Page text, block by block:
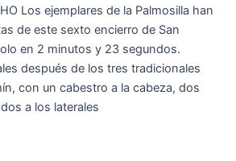
Los ejemplares de la Palmosilla han
de este sexto encierro de San
en 2 minutos y 23 segundos.
después de los tres tradicionales
con un cabestro a la cabeza, dos
a los laterales